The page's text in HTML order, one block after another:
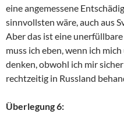
eine angemessene
sinnvollsten wäre, auch aus
Aber das ist eine
muss ich eben, wenn ich
denken, obwohl ich mir
rechtzeitig in Russland
Überlegung 6: